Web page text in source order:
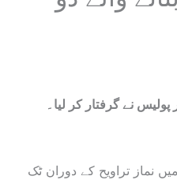
نے گرفتار کر لیا۔
نماز تراویح کے دوران ٹک